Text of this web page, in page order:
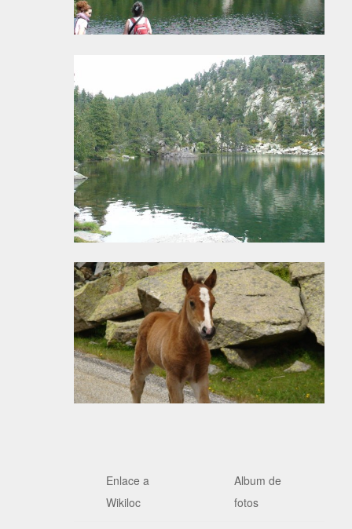
Enlace a
Wikiloc
Album de
fotos